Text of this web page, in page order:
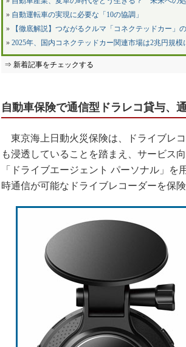
» 自動運転車の実現に必要な「10の協調」
»
【徹底解説】つながるクルマ「コネクテッドカー」
» 2025年、国内コネクテッドカー関連市場は2兆円規模
⇒ 新着記事をチェックする
自動車保険で通信型ドラレコ貸与、
東京海上日動火災保険は、ドライブレ
も浸透していることを踏まえ、サービス
「ドライブエージェント パーソナル」
時通信が可能なドライブレコーダーを保